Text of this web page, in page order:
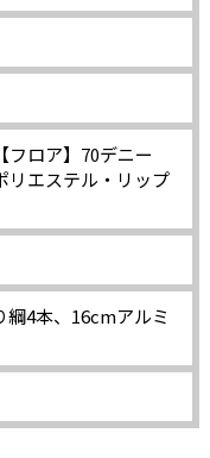
ロア】70デニー
エステル・リップ
4本、16cmアルミ